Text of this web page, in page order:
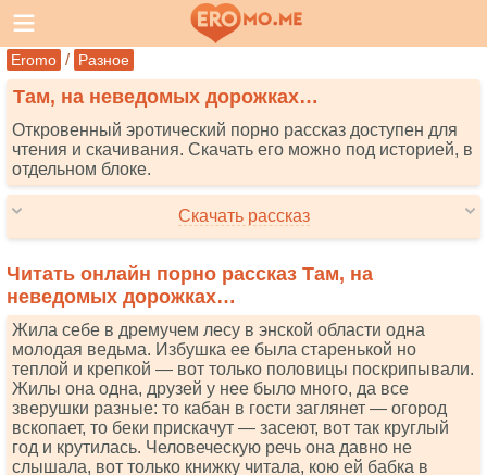
Eromo / Разное
Там, на неведомых дорожках…
Откровенный эротический порно рассказ доступен для
чтения и скачивания. Скачать его можно под историей, в
отдельном блоке.
Скачать рассказ
Читать онлайн порно рассказ Там, на
неведомых дорожках…
Жила себе в дремучем лесу в энской области одна
молодая ведьма. Избушка ее была старенькой но
теплой и крепкой — вот только половицы поскрипывали.
Жилы она одна, друзей у нее было много, да все
зверушки разные: то кабан в гости заглянет — огород
вскопает, то беки прискачут — засеют, вот так круглый
год и крутилась. Человеческую речь она давно не
слышала, вот только книжку читала, кою ей бабка в